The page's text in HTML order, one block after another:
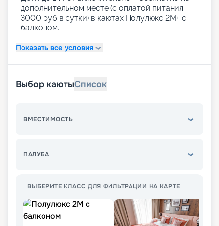
дополнительном месте (с оплатой питания
3000 руб в сутки) в каютах Полулюкс 2М+ с
балконом.
Показать все условия
Выбор каютыСписок
ВМЕСТИМОСТЬ
ПАЛУБА
ВЫБЕРИТЕ КЛАСС ДЛЯ ФИЛЬТРАЦИИ НА КАРТЕ